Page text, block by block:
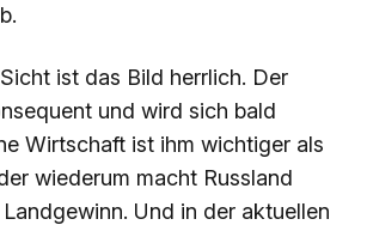
ist das Bild herrlich. Der
und wird sich bald
Wirtschaft ist ihm wichtiger als
wiederum macht Russland
Und in der aktuellen